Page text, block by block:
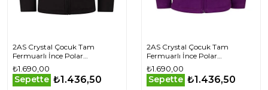
2AS Crystal Çocuk Tam
Fermuarlı İnce Polar
Sweatshirt
2ASCRYMFBFW240924
₺1.690,00
Sepette ₺1.436,50
2AS Crystal Çocuk Tam
Fermuarlı İnce Polar
Sweatshirt
2ASCRYMFBFW240LH
₺1.690,00
Sepette ₺1.436,50